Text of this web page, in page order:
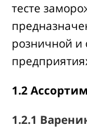
тесте
розничной и
1.2
1.2.1